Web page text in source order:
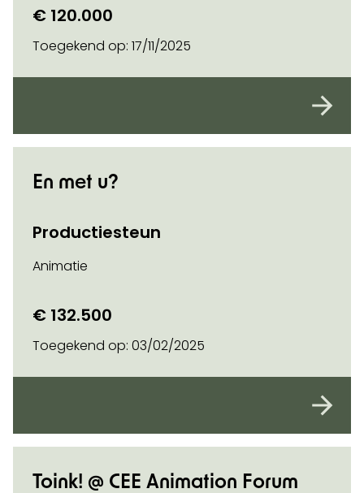
€ 120.000
Toegekend op: 17/11/2025
En met u?
Productiesteun
Animatie
€ 132.500
Toegekend op: 03/02/2025
Toink! @ CEE Animation Forum